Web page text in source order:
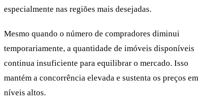
especialmente nas regiões mais desejadas.
Mesmo quando o número de compradores diminui
temporariamente, a quantidade de imóveis disponíveis
continua insuficiente para equilibrar o mercado. Isso
mantém a concorrência elevada e sustenta os preços em
níveis altos.